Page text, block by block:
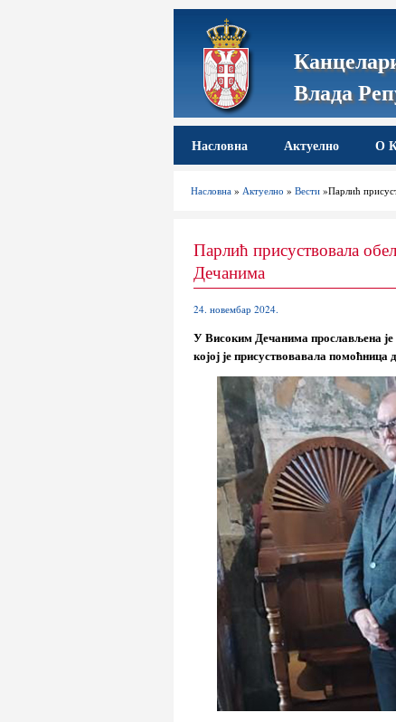
Влада
Насловна Актуелно О
Насловна »Актуелно »Вести »Парлић
Парлић присуствовала
Дечанима
24. новембар 2024.
У Високим Дечанима прослављена
којој је присуствовавала